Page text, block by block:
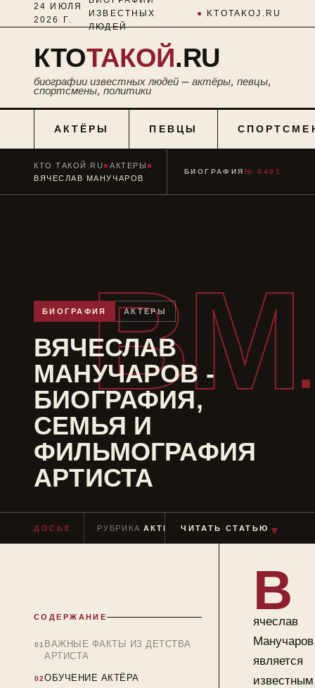
24 ИЮЛЯ
2026 Г.
ИЗВЕСТНЫХ
ЛЮДЕЙ
● KTOTAKOJ.RU
КТОТАКОЙ.RU
биографии известных людей — актёры, певцы,
спортсмены, политики
АКТЁРЫ ПЕВЦЫ
ВМ
КТО ТАКОЙ.RU■АКТЕРЫ■
ВЯЧЕСЛАВ МАНУЧАРОВ
БИОГРАФИЯ № 0401
БИОГРАФИЯ АКТЕРЫ
ВЯЧЕСЛАВ
МАНУЧАРОВ -
БИОГРАФИЯ,
СЕМЬЯ И
ФИЛЬМОГРАФИЯ
АРТИСТА
ДОСЬЕ РУБРИКААКТЕРЫ ЧТЕНИЕ ≈ 10 МИН
ЧИТАТЬ СТАТЬЮ ▼
СОДЕРЖАНИЕ
ВАЖНЫЕ ФАКТЫ ИЗ ДЕТСТВА
АРТИСТА
ОБУЧЕНИЕ АКТЁРА
В
ячеслав
Манучаров
является
известным